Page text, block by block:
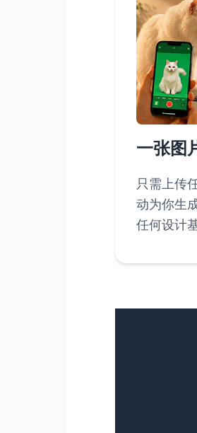
一张图
只需上传
动为你生
任何设计